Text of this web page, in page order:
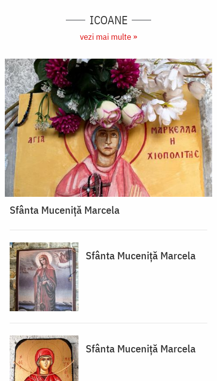
ICOANE
vezi mai multe »
Sfânta Muceniță Marcela
Sfânta Muceniță Marcela
Sfânta Muceniță Marcela